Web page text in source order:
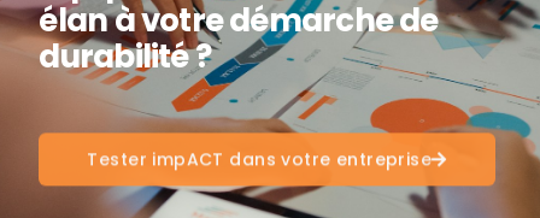
élan à votre démarche de
durabilité ?
Tester impACT dans votre entreprise